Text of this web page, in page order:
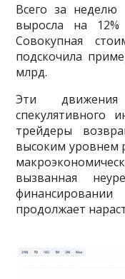
Всего за неделю
выросла на
Совокупная
подскочила
млрд.
Эти
спекулятивного
трейдеры
высоким уровнем
вызванная
продолжает